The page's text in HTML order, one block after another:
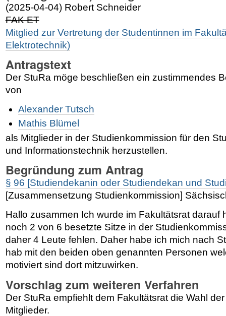
(2025-04-04) Robert Schneider
FAK ET
Mitglied zur Vertretung der Studentinnen im
Elektrotechnik)
Antragstext
Der StuRa möge beschließen ein zustimmendes
von
Alexander Tutsch
Mathis Blümel
als Mitglieder in der Studienkommission für den
und Informationstechnik herzustellen.
Begründung zum Antrag
§ 96 [Studiendekanin oder Studiendekan und
[Zusammensetzung Studienkommission]
Hallo zusammen Ich wurde im Fakultätsrat darauf
noch 2 von 6 besetzte Sitze in der
daher 4 Leute fehlen. Daher habe ich mich nach
hab mit den beiden oben genannten Personen
motiviert sind dort mitzuwirken.
Vorschlag zum weiteren Verfahren
Der StuRa empfiehlt dem Fakultätsrat die Wahl
Mitglieder.